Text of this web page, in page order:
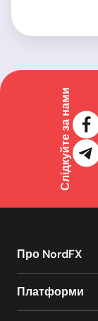
Слідкуйте за нами
Про NordFX
Платформи